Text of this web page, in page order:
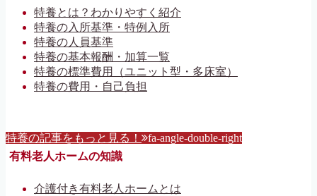
特養とは？わかりやすく紹介
特養の入所基準・特例入所
特養の人員基準
特養の基本報酬・加算一覧
特養の標準費用（ユニット型・多床室）
特養の費用・自己負担
特養の記事をもっと見る！ fa-angle-double-right
有料老人ホームの知識
介護付き有料老人ホームとは